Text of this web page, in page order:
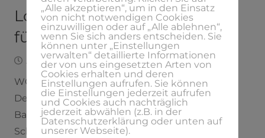
Logo und Corporate Design
für Kocher-Jagst-Radweg
August 18, 2022 Laura
WORT-/ BILDMARKEDas Logo und Corporate
Design ist die visuelle Markensprache. Deren
Basiselemente bestehen aus: Farbe + Form +
Schrift + Bild. Dabei betont jedes Element eine
„Alle akzeptieren“, um in den Einsatz
von nicht notwendigen Cookies
einzuwilligen oder auf „Alle ablehnen“,
wenn Sie sich anders entscheiden. Sie
können unter „Einstellungen
verwalten“ detaillierte Informationen
der von uns eingesetzten Arten von
Cookies erhalten und deren
Einstellungen aufrufen. Sie können
die Einstellungen jederzeit aufrufen
und Cookies auch nachträglich
jederzeit abwählen (z.B. in der
Datenschutzerklärung oder unten auf
unserer Webseite).